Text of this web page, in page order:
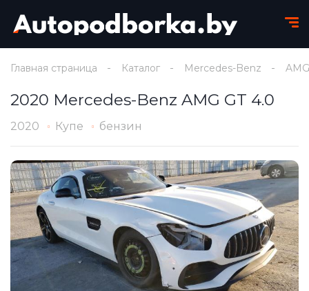
Главная страница Каталог Mercedes-Benz
2020 Mercedes-Benz AMG GT 4.0
2020 Купе бензин